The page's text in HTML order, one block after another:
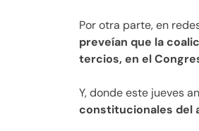
Por otra parte, en
preveían que la
tercios, en el
Y, donde este jueves
constitucionales del